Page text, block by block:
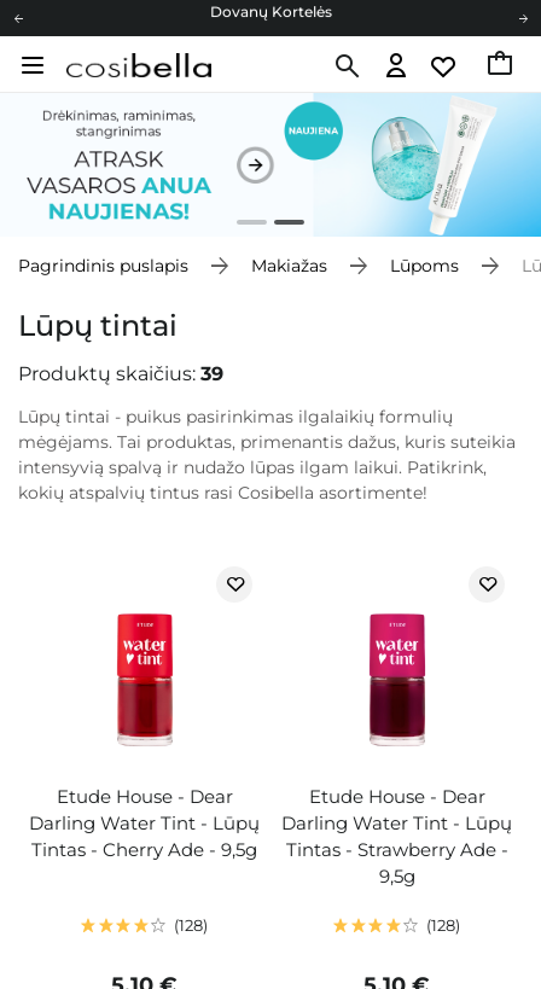
Cosibella lojalumo programa
Nemokamas pristatymas nuo 40,00 €
Cosibella lojalumo programa
Nemokamas pristatymas nuo 40,00 €
Dovanų Kortelės
Pagrindinis puslapis Makiažas Lūpoms
Lūpų tintai
Produktų skaičius: 39
Lūpų tintai - puikus pasirinkimas ilgalaikių formulių
mėgėjams. Tai produktas, primenantis dažus, kuris suteikia
intensyvią spalvą ir nudažo lūpas ilgam laikui. Patikrink,
kokių atspalvių tintus rasi Cosibella asortimente!
Etude House - Dear
Darling Water Tint - Lūpų
Tintas - Cherry Ade - 9,5g
128
Etude House - Dear
Darling Water Tint - Lūpų
Tintas - Strawberry Ade -
9,5g
128